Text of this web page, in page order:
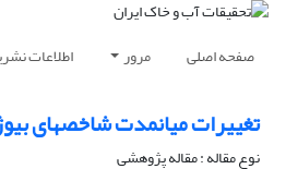
صفحه اصلی مرور اطلاعات
تغییرات میانمدت شاخصهای
نوع مقاله : مقاله پژوهشی